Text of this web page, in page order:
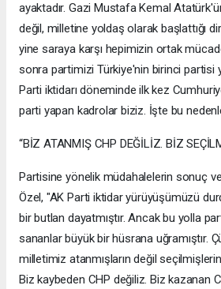
ayaktadır. Gazi Mustafa Kemal
değil, milletine yoldaş olarak başlattığı
yine saraya karşı hepimizin ortak
sonra partimizi Türkiye'nin birinci partisi
Parti iktidarı döneminde ilk kez
parti yapan kadrolar biziz. İşte bu nedenle
“BİZ ATANMIŞ CHP DEĞİLİZ. BİZ
Partisine yönelik müdahalelerin sonuç
Özel, "AK Parti iktidar yürüyüşümüzü
bir butlan dayatmıştır. Ancak bu yolla
sananlar büyük bir hüsrana uğramıştır.
milletimiz atanmışların değil
Biz kaybeden CHP değiliz. Biz kazanan